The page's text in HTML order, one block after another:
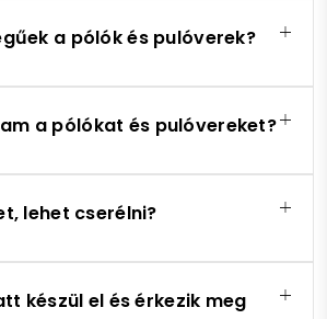
a pólók és pulóverek?
a pólókat és pulóvereket?
lehet cserélni?
készül el és érkezik meg